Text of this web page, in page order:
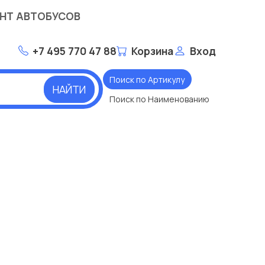
АВТОБУСОВ
+7 495 770 47 88 Корзина Вход
НАЙТИ
Поиск по Артикулу
Поиск по Наименованию